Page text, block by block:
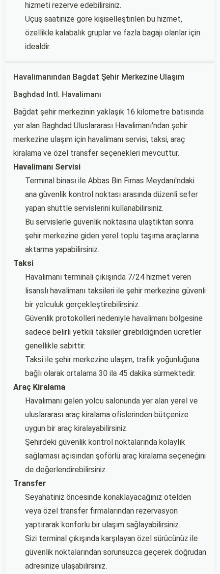
hizmeti rezerve edebilirsiniz.
Uçuş saatinize göre kişiselleştirilen bu hizmet,
özellikle kalabalık gruplar ve fazla bagajı olanlar için
idealdir.
Havalimanından Bağdat Şehir Merkezine Ulaşım
Baghdad Intl. Havalimanı
Bağdat şehir merkezinin yaklaşık 16 kilometre batısında
yer alan Baghdad Uluslararası Havalimanı'ndan şehir
merkezine ulaşım için havalimanı servisi, taksi, araç
kiralama ve özel transfer seçenekleri mevcuttur.
Havalimanı Servisi
Terminal binası ile Abbas Bin Firnas Meydanı'ndaki
ana güvenlik kontrol noktası arasında düzenli sefer
yapan shuttle servislerini kullanabilirsiniz.
Bu servislerle güvenlik noktasına ulaştıktan sonra
şehir merkezine giden yerel toplu taşıma araçlarına
aktarma yapabilirsiniz.
Taksi
Havalimanı terminali çıkışında 7/24 hizmet veren
lisanslı havalimanı taksileri ile şehir merkezine güvenli
bir yolculuk gerçekleştirebilirsiniz.
Güvenlik protokolleri nedeniyle havalimanı bölgesine
sadece belirli yetkili taksiler girebildiğinden ücretler
genellikle sabittir.
Taksi ile şehir merkezine ulaşım, trafik yoğunluğuna
bağlı olarak ortalama 30 ila 45 dakika sürmektedir.
Araç Kiralama
Havalimanı gelen yolcu salonunda yer alan yerel ve
uluslararası araç kiralama ofislerinden bütçenize
uygun bir araç kiralayabilirsiniz.
Şehirdeki güvenlik kontrol noktalarında kolaylık
sağlaması açısından şoförlü araç kiralama seçeneğini
de değerlendirebilirsiniz.
Transfer
Seyahatiniz öncesinde konaklayacağınız otelden
veya özel transfer firmalarından rezervasyon
yaptırarak konforlu bir ulaşım sağlayabilirsiniz.
Sizi terminal çıkışında karşılayan özel sürücünüz ile
güvenlik noktalarından sorunsuzca geçerek doğrudan
adresinize ulaşabilirsiniz.